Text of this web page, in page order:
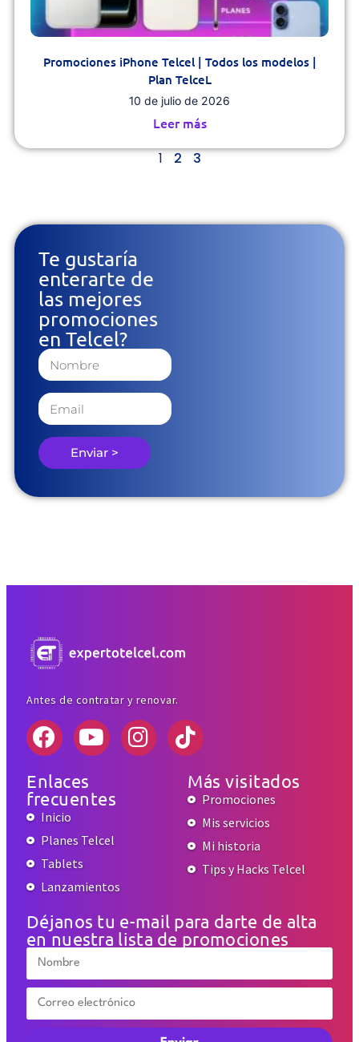
Promociones iPhone Telcel | Todos los modelos |
Plan TelceL
10 de julio de 2026
Leer más
1 2 3
Te gustaría
enterarte de
las mejores
promociones
en Telcel?
Enviar >
Antes de contratar y renovar.
Enlaces
frecuentes
Inicio
Planes Telcel
Tablets
Lanzamientos
Más visitados
Promociones
Mis servicios
Mi historia
Tips y Hacks Telcel
Déjanos tu e-mail para darte de alta
en nuestra lista de promociones